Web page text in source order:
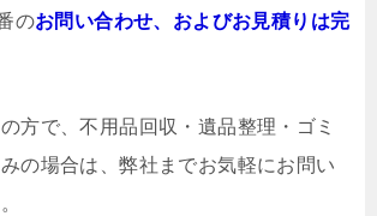
のお問い合わせ、およびお見積りは完
方で、不用品回収・遺品整理・ゴミ
の場合は、弊社までお気軽にお問い